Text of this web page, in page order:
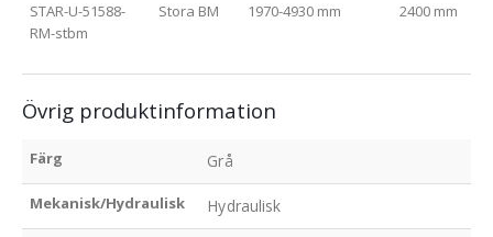
STAR-U-51588-
RM-stbm
Stora BM 1970-4930 mm 2400 mm
Övrig produktinformation
Färg Grå
Mekanisk/Hydraulisk Hydraulisk